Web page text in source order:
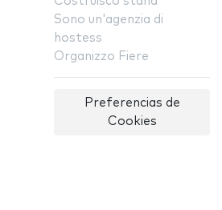
Sono un'agenzia di
hostess
Organizzo Fiere
Preferencias de
Cookies